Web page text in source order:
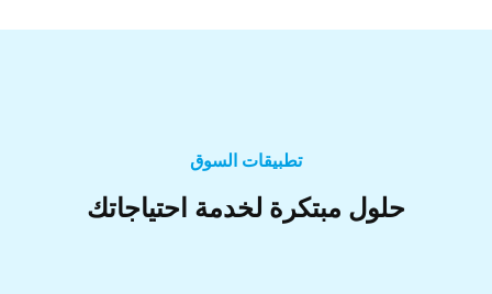
تطبيقات السوق
حلول مبتكرة لخدمة احتياجاتك